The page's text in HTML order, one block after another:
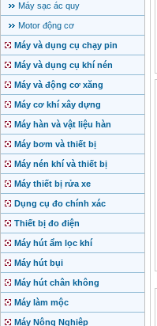
Máy sạc ác quy
Motor động cơ
Máy và dụng cụ chạy pin
Máy và dụng cụ khí nén
Máy và động cơ xăng
Máy cơ khí xây dựng
Máy hàn và vật liệu hàn
Máy bơm và thiết bị
Máy nén khí và thiết bị
Máy thiết bị rửa xe
Dụng cụ đo chính xác
Thiết bị đo điện
Máy hút ẩm lọc khí
Máy hút bụi
Máy hút chân không
Máy làm mộc
Máy Nông Nghiệp